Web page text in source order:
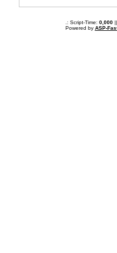
.: Script-Time: 0,000||
Powered by ASP-